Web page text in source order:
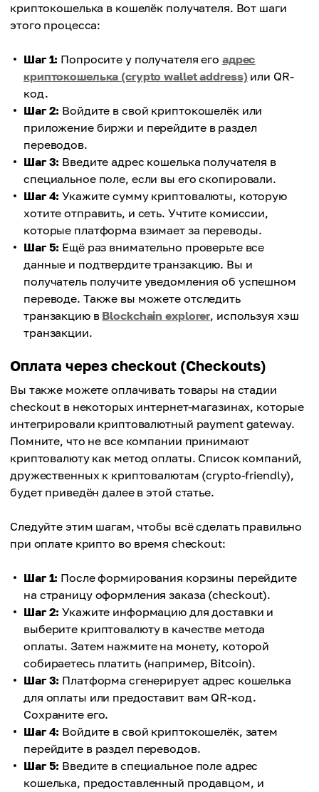
криптокошелька в кошелёк получателя. Вот шаги
этого процесса:
Шаг 1: Попросите у получателя его адрес
криптокошелька (crypto wallet address) или QR-
код.
Шаг 2: Войдите в свой криптокошелёк или
приложение биржи и перейдите в раздел
переводов.
Шаг 3: Введите адрес кошелька получателя в
специальное поле, если вы его скопировали.
Шаг 4: Укажите сумму криптовалюты, которую
хотите отправить, и сеть. Учтите комиссии,
которые платформа взимает за переводы.
Шаг 5: Ещё раз внимательно проверьте все
данные и подтвердите транзакцию. Вы и
получатель получите уведомления об успешном
переводе. Также вы можете отследить
транзакцию в Blockchain explorer, используя хэш
транзакции.
Оплата через checkout (Checkouts)
Вы также можете оплачивать товары на стадии
checkout в некоторых интернет-магазинах, которые
интегрировали криптовалютный payment gateway.
Помните, что не все компании принимают
криптовалюту как метод оплаты. Список компаний,
дружественных к криптовалютам (crypto-friendly),
будет приведён далее в этой статье.
Следуйте этим шагам, чтобы всё сделать правильно
при оплате крипто во время checkout:
Шаг 1: После формирования корзины перейдите
на страницу оформления заказа (checkout).
Шаг 2: Укажите информацию для доставки и
выберите криптовалюту в качестве метода
оплаты. Затем нажмите на монету, которой
собираетесь платить (например, Bitcoin).
Шаг 3: Платформа сгенерирует адрес кошелька
для оплаты или предоставит вам QR-код.
Сохраните его.
Шаг 4: Войдите в свой криптокошелёк, затем
перейдите в раздел переводов.
Шаг 5: Введите в специальное поле адрес
кошелька, предоставленный продавцом, и